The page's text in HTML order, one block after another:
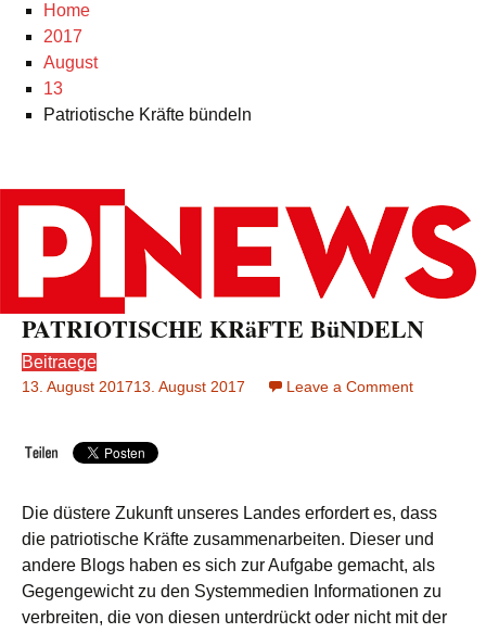
Home
2017
August
13
Patriotische Kräfte bündeln
PATRIOTISCHE KRäFTE BüNDELN
Beitraege
13. August 201713. August 2017 Leave a Comment
Die düstere Zukunft unseres Landes erfordert es, dass
die patriotische Kräfte zusammenarbeiten. Dieser und
andere Blogs haben es sich zur Aufgabe gemacht, als
Gegengewicht zu den Systemmedien Informationen zu
verbreiten, die von diesen unterdrückt oder nicht mit der